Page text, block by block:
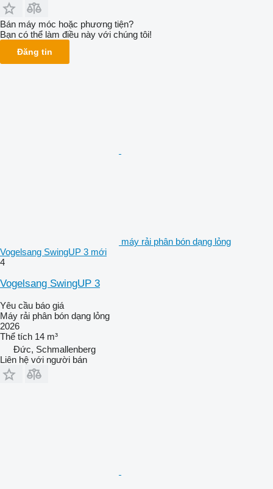
Bán máy móc hoặc phương tiện?
Bạn có thể làm điều này với chúng tôi!
Đăng tin
máy rải phân bón dạng lỏng
Vogelsang SwingUP 3 mới
4
Vogelsang SwingUP 3
Yêu cầu báo giá
Máy rải phân bón dạng lỏng
2026
Thể tích 14 m³
Đức, Schmallenberg
Liên hệ với người bán